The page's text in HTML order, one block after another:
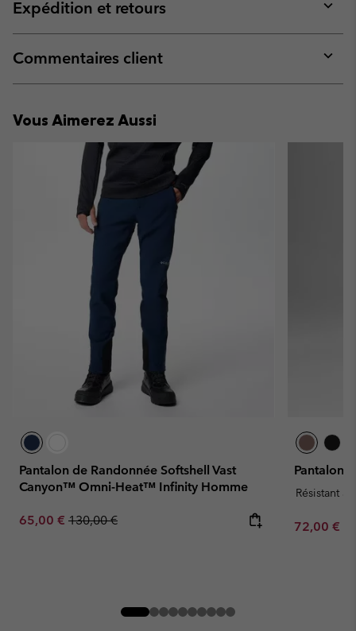
Expédition et retours
or
Commentaires client
or
Vous Aimerez Aussi
Pantalon de Randonnée Softshell Vast
Canyon™ Omni-Heat™ Infinity Homme
Sale price:
65,00 € Regular price:
130,00 €
Pantalon
Résistant à
Minimum
72,00 €